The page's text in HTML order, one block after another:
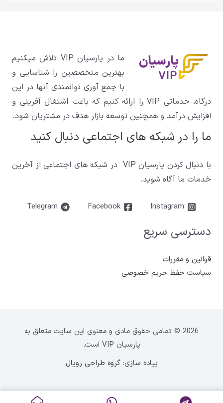
ما در پارسیان VIP تلاش میکنیم
بهترین متخصصین را شناسایی و
با جمع آوری توانمندی آنها در این
درگاه، خدماتی VIP را ارائه کنیم که باعث اشتغال آفرینی و
افزایش درآمد و همچنین توسعه بازار هدف در مشتریان شود.
ما را در شبکه های اجتماعی دنبال کنید
با دنبال کردن پارسیان VIP در شبکه های اجتماعی از آخرین
خدمات ما آگاه شوید.
Instagram
Facebook
Telegram
دسترسی سریع
قوانین و مقررات
سیاست حفظ حریم خصوصی
2026 © تمامی حقوق مادی و معنوی این سایت متعلق به
پارسیان VIP است.
پیاده سازی:گروه طراحی رویال